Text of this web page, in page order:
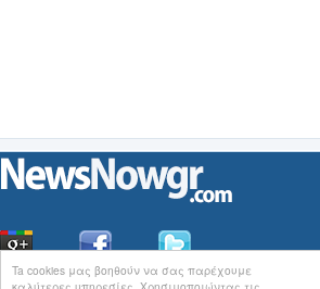
Ta cookies μας βοηθούν να σας παρέχουμε